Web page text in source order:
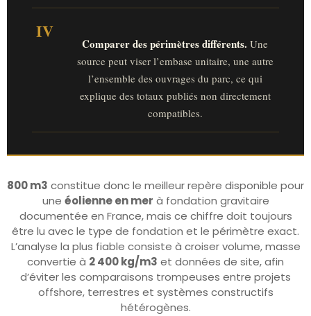
IV
Comparer des périmètres différents. Une
source peut viser l’embase unitaire, une autre
l’ensemble des ouvrages du parc, ce qui
explique des totaux publiés non directement
compatibles.
800 m3 constitue donc le meilleur repère disponible pour
une éolienne en mer à fondation gravitaire
documentée en France, mais ce chiffre doit toujours
être lu avec le type de fondation et le périmètre exact.
L’analyse la plus fiable consiste à croiser volume, masse
convertie à 2 400 kg/m3 et données de site, afin
d’éviter les comparaisons trompeuses entre projets
offshore, terrestres et systèmes constructifs
hétérogènes.